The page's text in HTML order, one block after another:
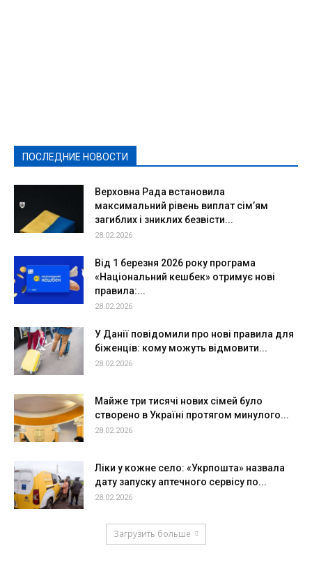
ПОСЛЕДНИЕ НОВОСТИ
Верховна Рада встановила
максимальний рівень виплат сім’ям
загиблих і зниклих безвісти...
28.02.2026
Від 1 березня 2026 року програма
«Національний кешбек» отримує нові
правила:...
28.02.2026
У Данії повідомили про нові правила для
біженців: кому можуть відмовити...
28.02.2026
Майже три тисячі нових сімей було
створено в Україні протягом минулого...
28.02.2026
Ліки у кожне село: «Укрпошта» назвала
дату запуску аптечного сервісу по...
28.02.2026
Загрузить больше